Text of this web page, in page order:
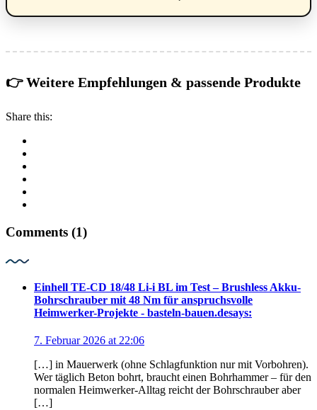
👉 Weitere Empfehlungen & passende Produkte
Share this:
Comments (1)
Einhell TE-CD 18/48 Li-i BL im Test – Brushless Akku-
Bohrschrauber mit 48 Nm für anspruchsvolle
Heimwerker-Projekte - basteln-bauen.desays:
7. Februar 2026 at 22:06
[…] in Mauerwerk (ohne Schlagfunktion nur mit Vorbohren).
Wer täglich Beton bohrt, braucht einen Bohrhammer – für den
normalen Heimwerker-Alltag reicht der Bohrschrauber aber
[…]